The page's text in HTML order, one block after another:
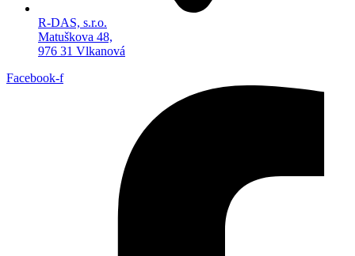
R-DAS, s.r.o.
Matuškova 48,
976 31 Vlkanová
Facebook-f